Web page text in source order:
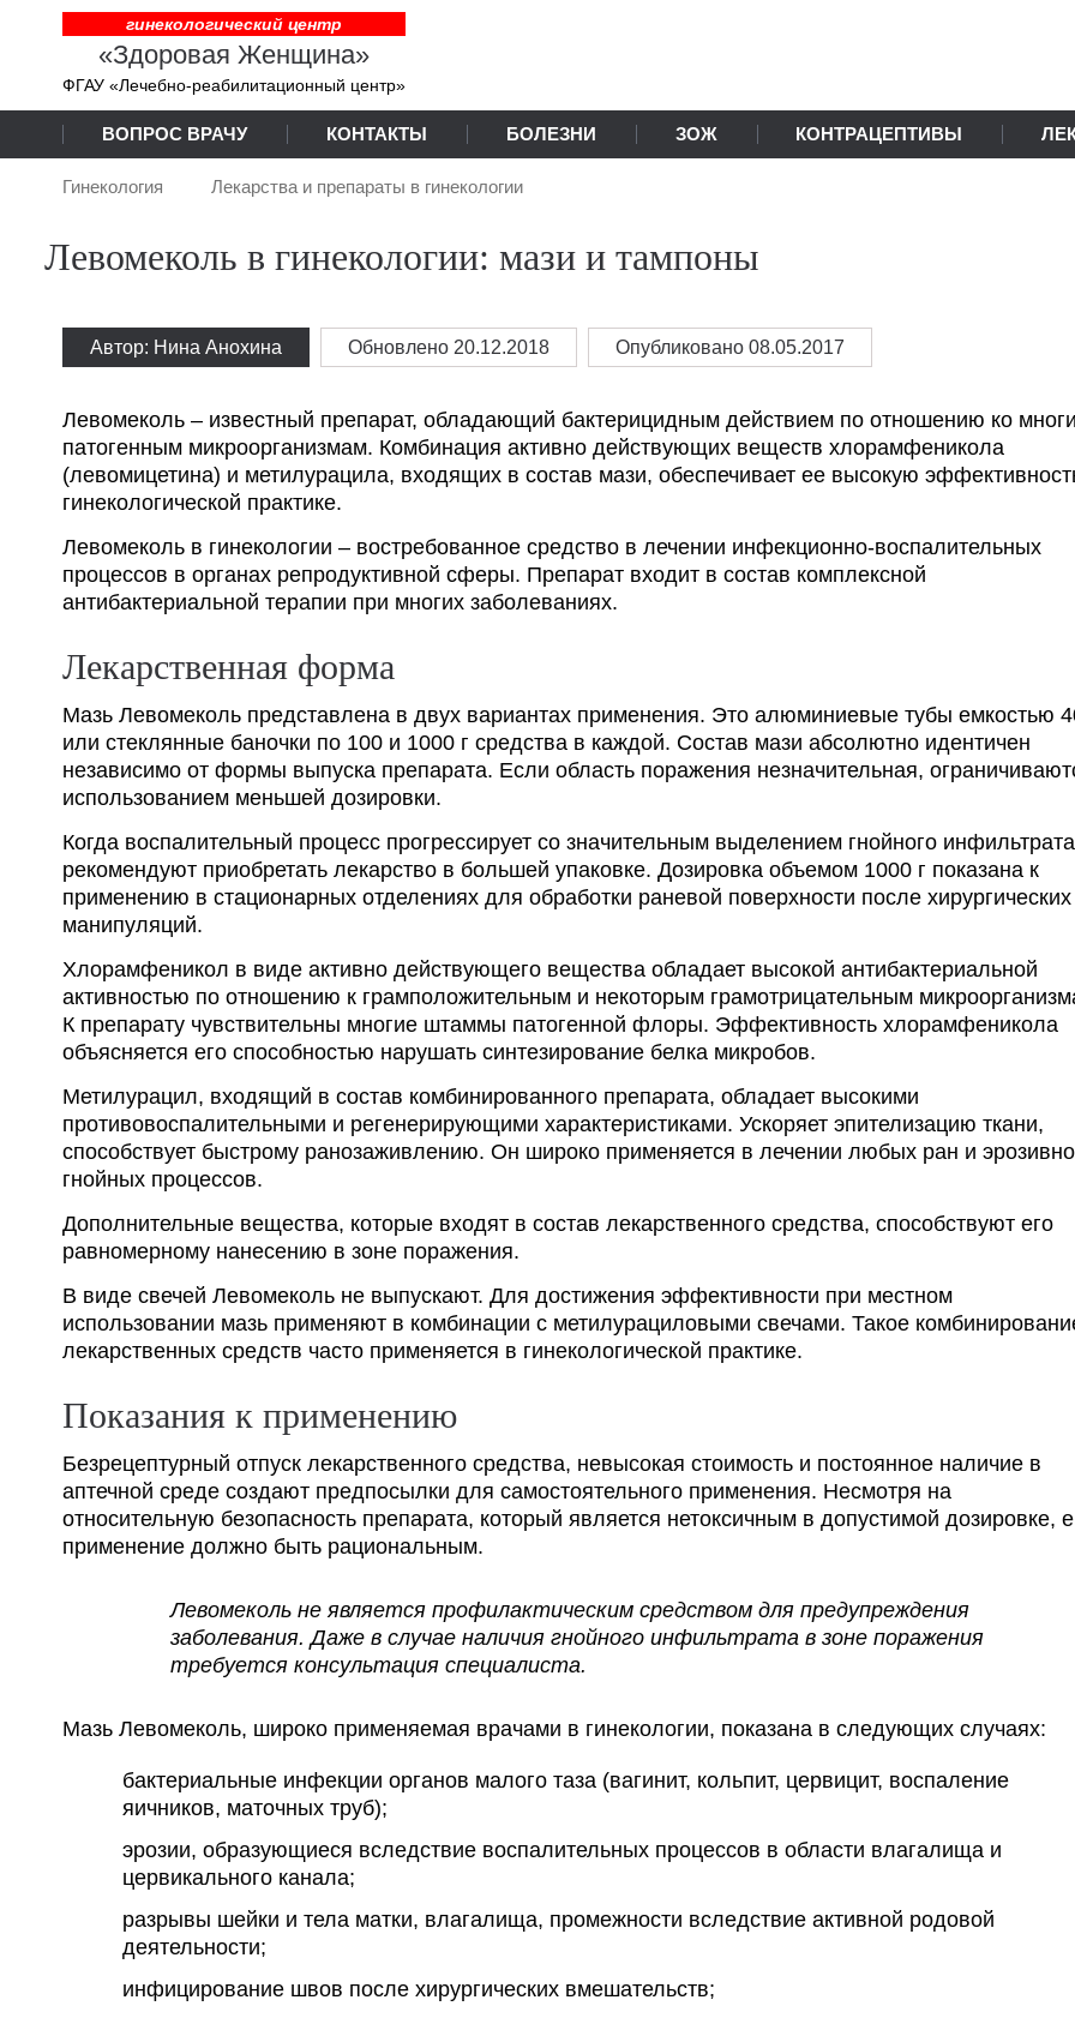
гинекологический центр
«Здоровая Женщина»
ФГАУ «Лечебно-реабилитационный центр»
ВОПРОС ВРАЧУ КОНТАКТЫ БОЛЕЗНИ ЗОЖ КОНТРАЦЕПТИВЫ
Гинекология Лекарства и препараты в гинекологии
Левомеколь в гинекологии: мази и тампоны
Автор: Нина Анохина Обновлено 20.12.2018 Опубликовано 08.05.2017
Левомеколь – известный препарат, обладающий бактерицидным действием по отношению ко
патогенным микроорганизмам. Комбинация активно действующих веществ хлорамфеникола
(левомицетина) и метилурацила, входящих в состав мази, обеспечивает ее высокую
гинекологической практике.
Левомеколь в гинекологии – востребованное средство в лечении инфекционно-воспалительных
процессов в органах репродуктивной сферы. Препарат входит в состав комплексной
антибактериальной терапии при многих заболеваниях.
Лекарственная форма
Мазь Левомеколь представлена в двух вариантах применения. Это алюминиевые тубы емкостью
или стеклянные баночки по 100 и 1000 г средства в каждой. Состав мази абсолютно идентичен
независимо от формы выпуска препарата. Если область поражения незначительная,
использованием меньшей дозировки.
Когда воспалительный процесс прогрессирует со значительным выделением гнойного
рекомендуют приобретать лекарство в большей упаковке. Дозировка объемом 1000 г показана к
применению в стационарных отделениях для обработки раневой поверхности после хирургических
манипуляций.
Хлорамфеникол в виде активно действующего вещества обладает высокой антибактериальной
активностью по отношению к грамположительным и некоторым грамотрицательным
К препарату чувствительны многие штаммы патогенной флоры. Эффективность хлорамфеникола
объясняется его способностью нарушать синтезирование белка микробов.
Метилурацил, входящий в состав комбинированного препарата, обладает высокими
противовоспалительными и регенерирующими характеристиками. Ускоряет эпителизацию ткани,
способствует быстрому ранозаживлению. Он широко применяется в лечении любых ран и
гнойных процессов.
Дополнительные вещества, которые входят в состав лекарственного средства, способствуют его
равномерному нанесению в зоне поражения.
В виде свечей Левомеколь не выпускают. Для достижения эффективности при местном
использовании мазь применяют в комбинации с метилурациловыми свечами. Такое
лекарственных средств часто применяется в гинекологической практике.
Показания к применению
Безрецептурный отпуск лекарственного средства, невысокая стоимость и постоянное наличие в
аптечной среде создают предпосылки для самостоятельного применения. Несмотря на
относительную безопасность препарата, который является нетоксичным в допустимой дозировке,
применение должно быть рациональным.
Левомеколь не является профилактическим средством для предупреждения
заболевания. Даже в случае наличия гнойного инфильтрата в зоне поражения
требуется консультация специалиста.
Мазь Левомеколь, широко применяемая врачами в гинекологии, показана в следующих случаях:
бактериальные инфекции органов малого таза (вагинит, кольпит, цервицит, воспаление
яичников, маточных труб);
эрозии, образующиеся вследствие воспалительных процессов в области влагалища и
цервикального канала;
разрывы шейки и тела матки, влагалища, промежности вследствие активной родовой
деятельности;
инфицирование швов после хирургических вмешательств;